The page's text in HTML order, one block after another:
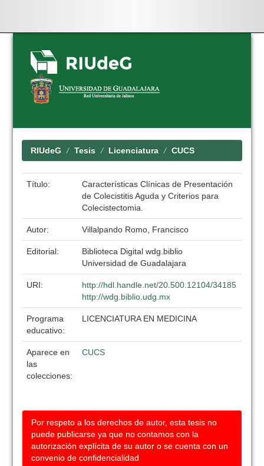
Skip
navigation
RIUdeG Tesis Licenciatura CUCS
Título:
Características Clínicas de Presentación
de Colecistitis Aguda y Criterios para
Colecistectomia.
Autor: Villalpando Romo, Francisco
Editorial:
Biblioteca Digital wdg.biblio
Universidad de Guadalajara
URI:
http://hdl.handle.net/20.500.12104/34185
http://wdg.biblio.udg.mx
Programa
educativo:
LICENCIATURA EN MEDICINA
Aparece en
las
colecciones:
CUCS
Por respeto a los derechos de autor, esta tesis no
puede publicarse ya que no contamos con la
autorización explícita de su autor o se cuenta con un
convenio de confidencialidad